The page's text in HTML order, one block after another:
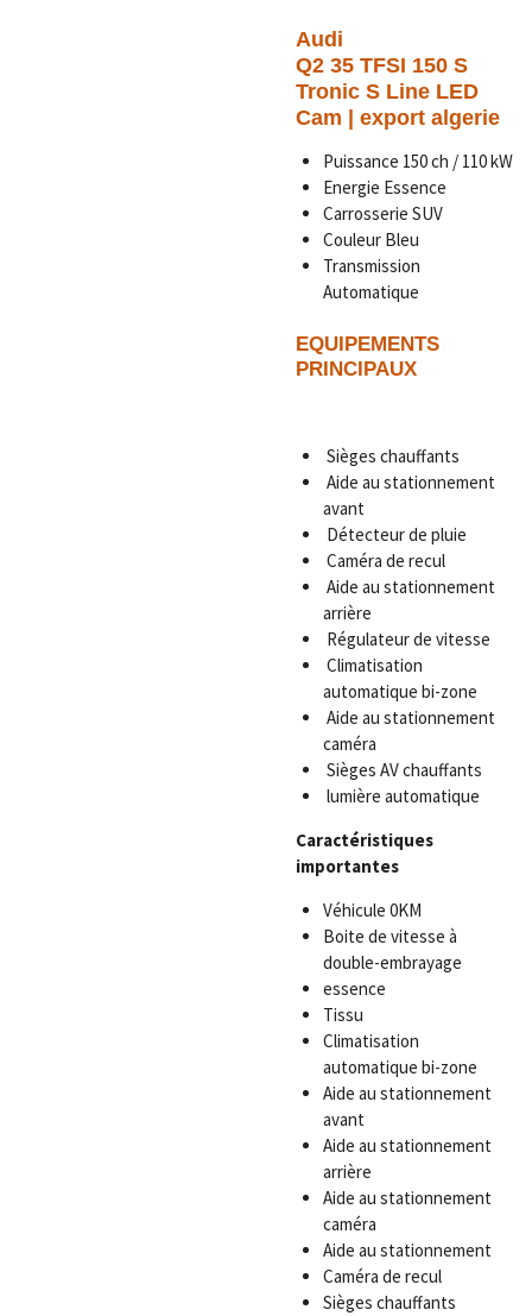
Audi
Q2 35 TFSI 150 S
Tronic S Line LED
Cam | export algerie
Puissance 150 ch / 110 kW
Energie Essence
Carrosserie SUV
Couleur Bleu
Transmission
Automatique
EQUIPEMENTS
PRINCIPAUX
Sièges chauffants
Aide au stationnement
avant
Détecteur de pluie
Caméra de recul
Aide au stationnement
arrière
Régulateur de vitesse
Climatisation
automatique bi-zone
Aide au stationnement
caméra
Sièges AV chauffants
lumière automatique
Caractéristiques
importantes
Véhicule 0KM
Boite de vitesse à
double-embrayage
essence
Tissu
Climatisation
automatique bi-zone
Aide au stationnement
avant
Aide au stationnement
arrière
Aide au stationnement
caméra
Aide au stationnement
Caméra de recul
Sièges chauffants